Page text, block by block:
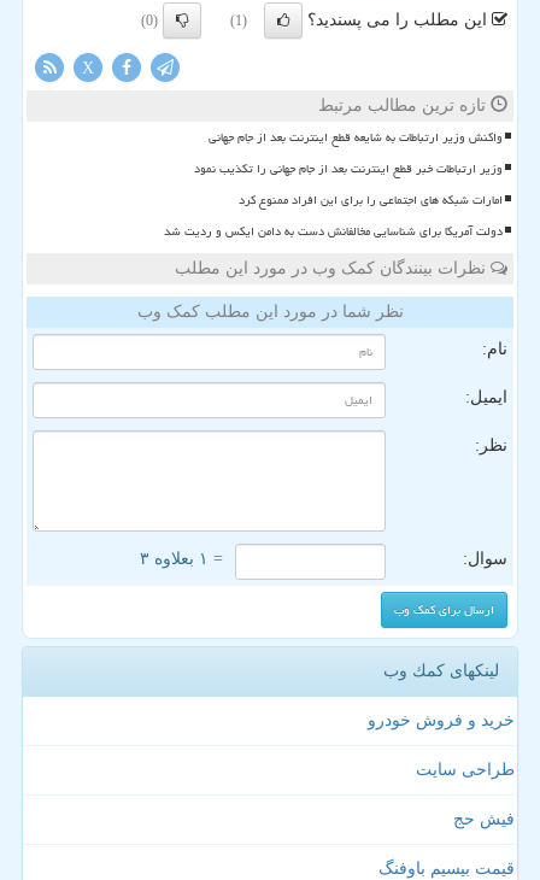
این مطلب را می پسندید؟ (1)
(0)
X
تازه ترین مطالب مرتبط
واکنش وزیر ارتباطات به شایعه قطع اینترنت بعد از جام جهانی
وزیر ارتباطات خبر قطع اینترنت بعد از جام جهانی را تکذیب نمود
امارات شبکه های اجتماعی را برای این افراد ممنوع کرد
دولت آمریکا برای شناسایی مخالفانش دست به دامن ایکس و ردیت شد
نظرات بینندگان کمک وب در مورد این مطلب
نظر شما در مورد این مطلب کمک وب
نام:
ایمیل:
نظر:
سوال: = ۱ بعلاوه ۳
لینکهای كمك وب
خرید و فروش خودرو
طراحی سایت
فیش حج
قیمت بیسیم باوفنگ